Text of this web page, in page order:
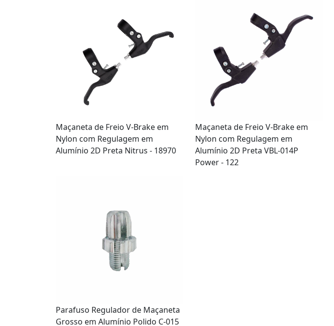
Maçaneta de Freio V-Brake em
Nylon com Regulagem em
Alumínio 2D Preta Nitrus - 18970
Maçaneta de Freio V-Brake em
Nylon com Regulagem em
Alumínio 2D Preta VBL-014P
Power - 122
Parafuso Regulador de Maçaneta
Grosso em Alumínio Polido C-015